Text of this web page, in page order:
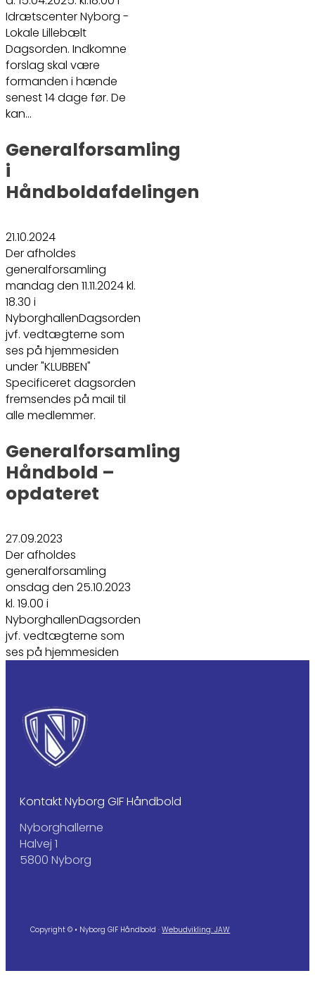
Idrætscenter Nyborg -
Lokale Lillebælt
Dagsorden. Indkomne
forslag skal være
formanden i hænde
senest 14 dage før. De
kan…
Generalforsamling
i
Håndboldafdelingen
21.10.2024
Der afholdes
generalforsamling
mandag den 11.11.2024 kl.
18.30 i
NyborghallenDagsorden
jvf. vedtægterne som
ses på hjemmesiden
under "KLUBBEN"
Specificeret dagsorden
fremsendes på mail til
alle medlemmer.
Generalforsamling
Håndbold –
opdateret
27.09.2023
Der afholdes
generalforsamling
onsdag den 25.10.2023
kl. 19.00 i
NyborghallenDagsorden
jvf. vedtægterne som
ses på hjemmesiden
Kontakt Nyborg GIF Håndbold
Nyborghallerne
Halvej 1
5800 Nyborg
Copyright © • Nyborg GIF Håndbold ·Webudvikling: JAW